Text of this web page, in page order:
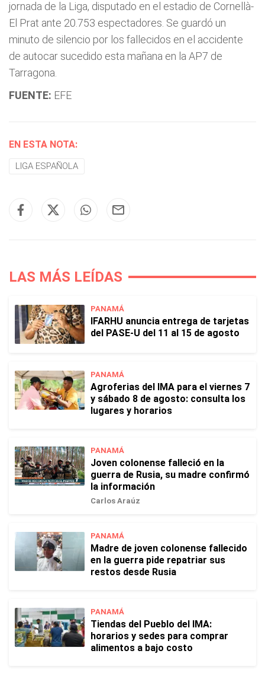
jornada de la Liga, disputado en el estadio de Cornellà-
El Prat ante 20.753 espectadores. Se guardó un
minuto de silencio por los fallecidos en el accidente
de autocar sucedido esta mañana en la AP7 de
Tarragona.
FUENTE: EFE
EN ESTA NOTA:
LIGA ESPAÑOLA
LAS MÁS LEÍDAS
PANAMÁ
IFARHU anuncia entrega de tarjetas
del PASE-U del 11 al 15 de agosto
PANAMÁ
Agroferias del IMA para el viernes 7
y sábado 8 de agosto: consulta los
lugares y horarios
PANAMÁ
Joven colonense falleció en la
guerra de Rusia, su madre confirmó
la información
Carlos Araúz
PANAMÁ
Madre de joven colonense fallecido
en la guerra pide repatriar sus
restos desde Rusia
PANAMÁ
Tiendas del Pueblo del IMA:
horarios y sedes para comprar
alimentos a bajo costo